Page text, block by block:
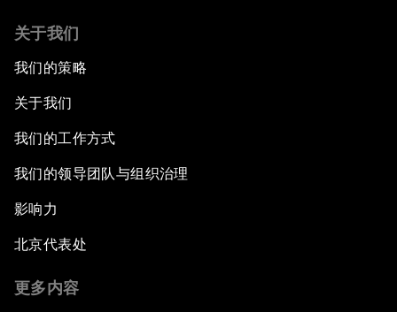
关于我们
我们的策略
关于我们
我们的工作方式
我们的领导团队与组织治理
影响力
北京代表处
更多内容